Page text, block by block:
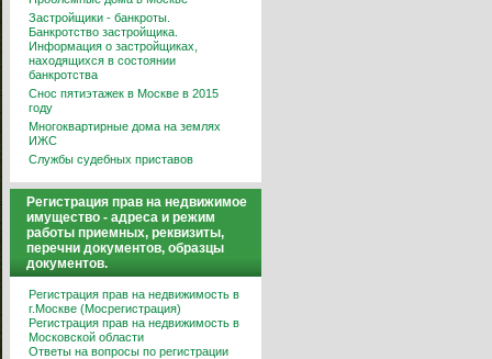
Застройщики - банкроты.
Банкротство застройщика.
Информация о застройщиках,
находящихся в состоянии
банкротства
Снос пятиэтажек в Москве в 2015
году
Многоквартирные дома на землях
ИЖС
Службы судебных приставов
Регистрация прав на недвижимое
имущество - адреса и режим
работы приемных, реквизиты,
перечни документов, образцы
документов.
Регистрация прав на недвижимость в
г.Москве (Мосрегистрация)
Регистрация прав на недвижимость в
Московской области
Ответы на вопросы по регистрации